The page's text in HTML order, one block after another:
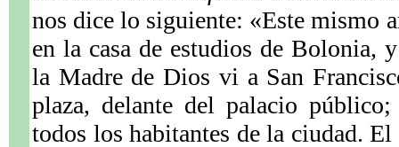
nos dice lo siguiente: «Este mismo
en la casa de estudios de Bolonia,
la Madre de Dios vi a San
plaza, delante del palacio
todos los habitantes de la ciudad.